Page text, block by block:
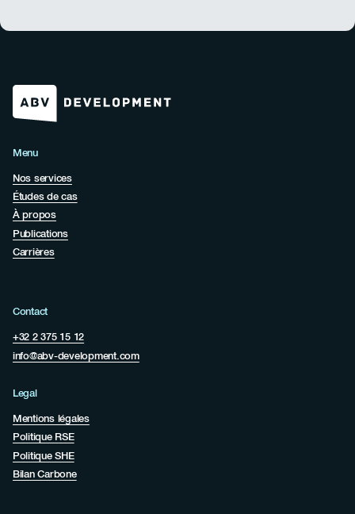
Menu
Nos services
Études de cas
À propos
Publications
Carrières
Contact
+32 2 375 15 12
info@abv-development.com
Legal
Mentions légales
Politique RSE
Politique SHE
Bilan Carbone